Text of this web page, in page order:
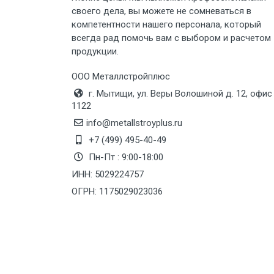
Груз до 6 м, вес до 8 тн
Груз до 6 м, вес до 10 тн
Груз до 12 м, вес до 20 тн
Манипулятор до 6 м, вес до 5 тн
своего дела, вы можете не сомневаться в
компетентности нашего персонала, который
всегда рад помочь вам с выбором и расчетом
продукции.
ООО Металлстройплюс
г. Мытищи, ул. Веры Волошиной д. 12, офис
1122
info@metallstroyplus.ru
+7 (499) 495-40-49
Пн-Пт : 9:00-18:00
ИНН: 5029224757
ОГРН: 1175029023036